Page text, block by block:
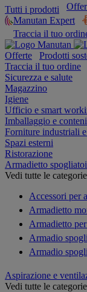
Tutti i prodotti
Manutan Expert
Traccia il tuo
Offerte Prodotti
Traccia il tuo ordine
Sicurezza e salute
Magazzino
Igiene
Ufficio e smart
Imballaggio e
Forniture industriali
Spazi esterni
Ristorazione
Armadietto
Vedi tutte le categorie
Accessori per
Armadietto
Armadietto
Armadio
Armadio
Aspirazione e
Vedi tutte le categorie